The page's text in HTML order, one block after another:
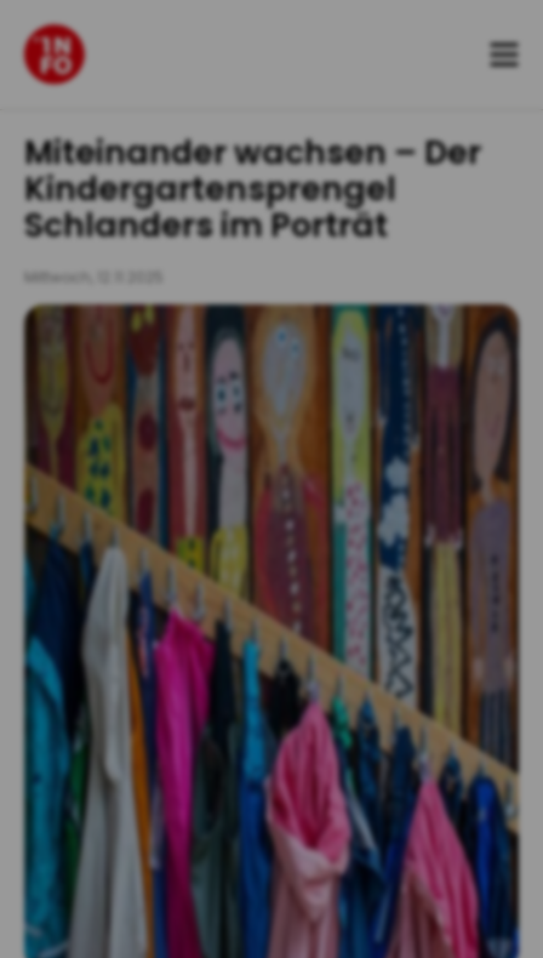
Zum
Inhalt
springen
Miteinander wachsen – Der
Kindergartensprengel
Schlanders im Porträt
Mittwoch, 12.11.2025